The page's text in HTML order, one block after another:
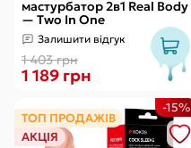
мастурбатор 2в1 Real Body
— Two In One
Залишити відгук
1 403 грн
1 189 грн
ТОП ПРОДАЖІВ
АКЦІЯ
-15%